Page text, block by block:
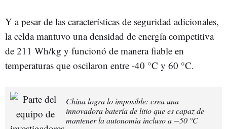
Y a pesar de las características de seguridad adicionales,
la celda mantuvo una densidad de energía competitiva
de 211 Wh/kg y funcionó de manera fiable en
temperaturas que oscilaron entre -40 °C y 60 °C.
China logra lo imposible: crea una
innovadora batería de litio que es capaz de
mantener la autonomía incluso a −50 °C